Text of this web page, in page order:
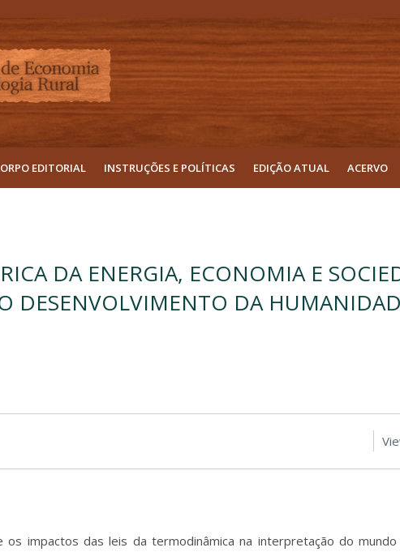
EDITORIAL INSTRUÇÕES E POLÍTICAS EDIÇÃO ATUAL ACERVO
DA ENERGIA, ECONOMIA E
DESENVOLVIMENTO DA
impactos das leis da termodinâmica na interpretação do